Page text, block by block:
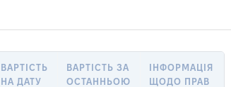
ВАРТІСТЬ
НА ДАТУ
ВАРТІСТЬ ЗА
ОСТАННЬОЮ
ІНФОРМАЦІЯ
ЩОДО ПРАВ